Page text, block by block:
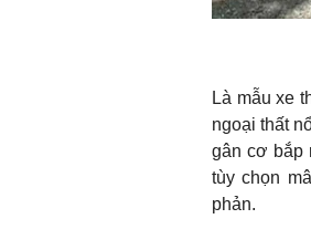
Là mẫu xe
ngoại thất
gân cơ bắp
tùy chọn
phản.